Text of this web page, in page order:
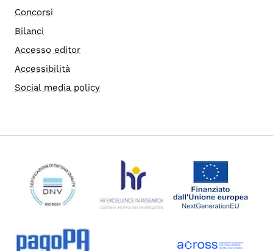
Concorsi
Bilanci
Accesso editor
Accessibilità
Social media policy